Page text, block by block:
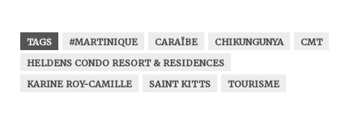
TAGS #MARTINIQUE CARAÏBE CHIKUNGUNYA
CMT
HELDENS CONDO RESORT & RESIDENCES
KARINE ROY-CAMILLE
SAINT KITTS TOURISME